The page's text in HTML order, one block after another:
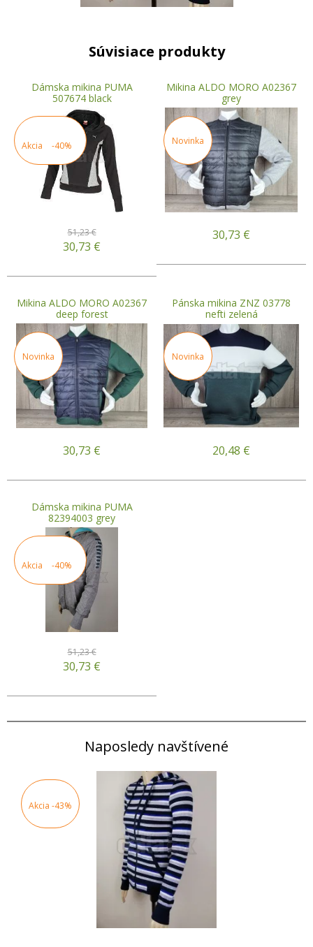
Súvisiace produkty
Dámska mikina PUMA
507674 black
Akcia -40%
51,23 €
30,73 €
Mikina ALDO MORO A02367
grey
Novinka
30,73 €
Mikina ALDO MORO A02367
deep forest
Novinka
30,73 €
Pánska mikina ZNZ 03778
nefti zelená
Novinka
20,48 €
Dámska mikina PUMA
82394003 grey
Akcia -40%
51,23 €
30,73 €
Naposledy navštívené
Akcia -43%